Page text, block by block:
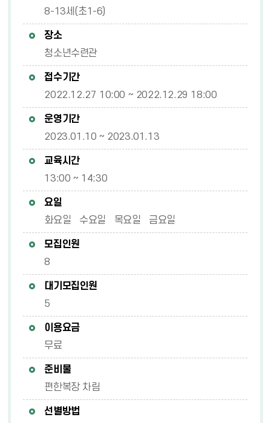
8-13세(초1-6)
장소
청소년수련관
접수기간
2022.12.27 10:00 ~ 2022.12.29 18:00
운영기간
2023.01.10 ~ 2023.01.13
교육시간
13:00 ~ 14:30
요일
화요일 수요일 목요일 금요일
모집인원
8
대기모집인원
5
이용요금
무료
준비물
편한복장 차림
선별방법